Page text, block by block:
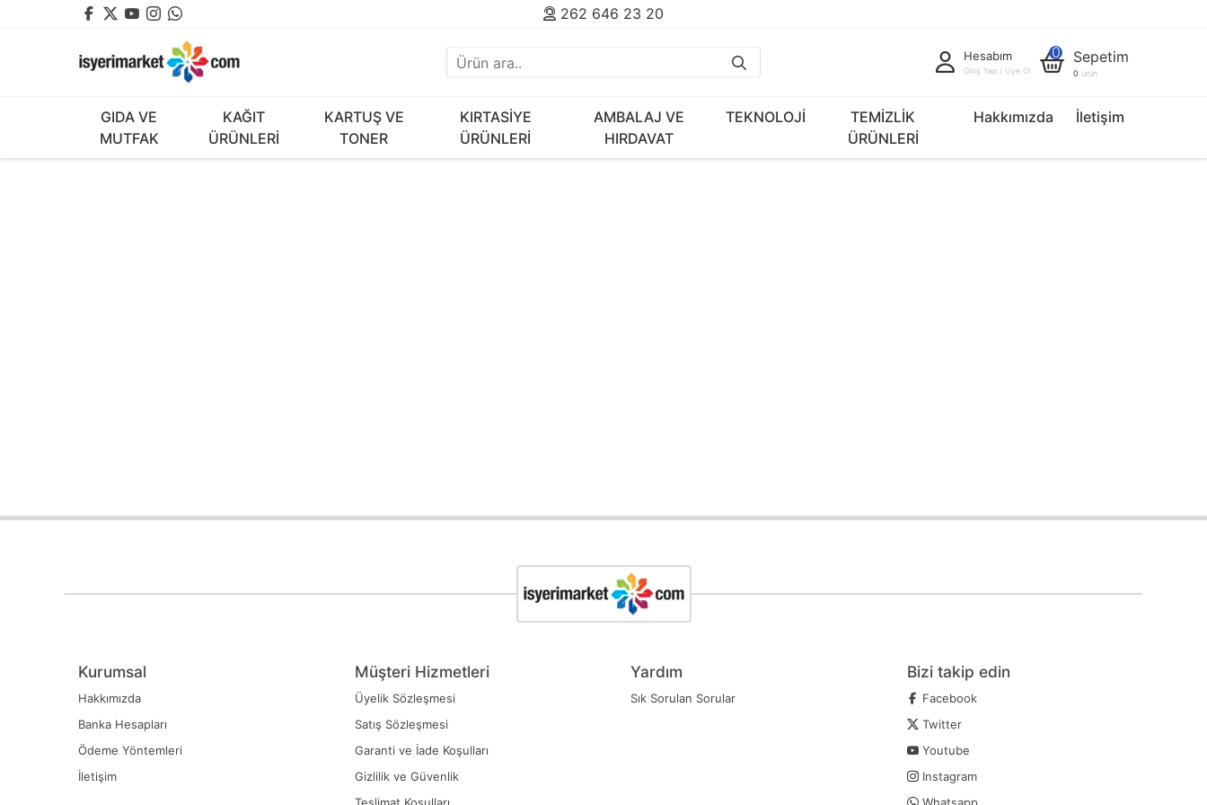
262 646 23 20
Hesabım
Giriş Yap / Üye Ol
0 Sepetim
0 ürün
GIDA VE
MUTFAK
KAĞIT
ÜRÜNLERİ
KARTUŞ VE
TONER
KIRTASİYE
ÜRÜNLERİ
AMBALAJ VE
HIRDAVAT
TEKNOLOJİ
TEMİZLİK
ÜRÜNLERİ
Hakkımızda İletişim
Kurumsal
Hakkımızda
Banka Hesapları
Ödeme Yöntemleri
İletişim
Müşteri Hizmetleri
Üyelik Sözleşmesi
Satış Sözleşmesi
Garanti ve İade Koşulları
Gizlilik ve Güvenlik
Yardım
Sık Sorulan Sorular
Bizi takip edin
Facebook
Twitter
Youtube
Instagram